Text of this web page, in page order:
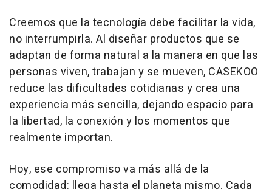
Creemos que la tecnología debe facilitar la vida,
no interrumpirla. Al diseñar productos que se
adaptan de forma natural a la manera en que las
personas viven, trabajan y se mueven, CASEKOO
reduce las dificultades cotidianas y crea una
experiencia más sencilla, dejando espacio para
la libertad, la conexión y los momentos que
realmente importan.
Hoy, ese compromiso va más allá de la
comodidad: llega hasta el planeta mismo. Cada